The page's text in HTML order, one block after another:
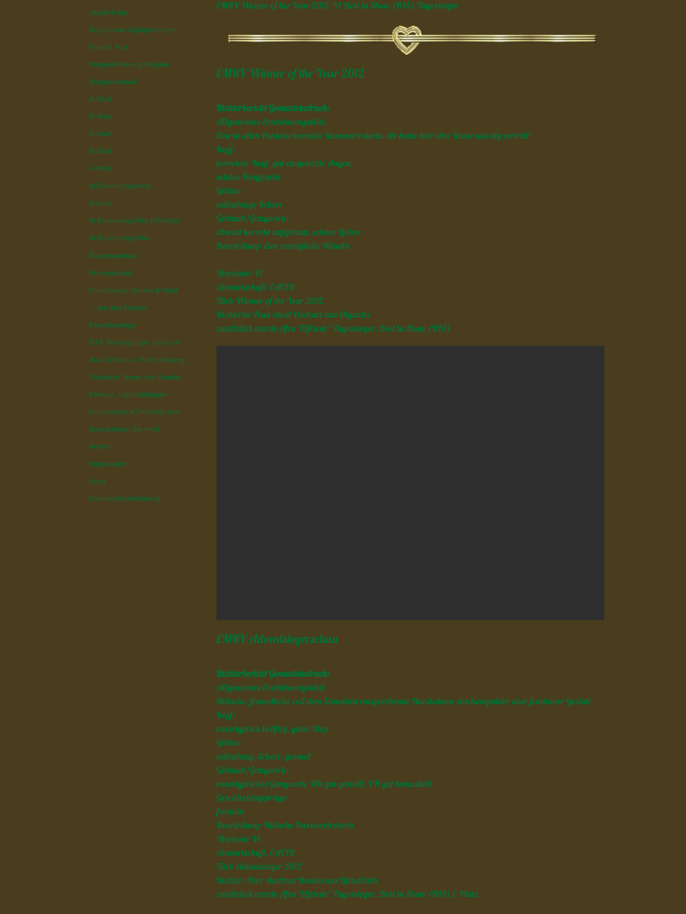
Jagderfolge
Ergebnisse Jagdprüfungen
Hündin Trixi
Welpen/Planung/Abgabe
Welpen aktuell
A-Wurf
D-Wurf
C-Wurf
B-Wurf
F-Wurf
In Erinnerung Asra
Galerie
In Erinnerung Afra (Elfriede)
In Erinnerung Arko
Rassestandard
Presseartikel
Hundehaus, Garten & Wald
... mit den Yorkies
Fotoshootings
DTK Teckelgruppe Jena e.V.
Aus-,Weiter- u. Fortzubildung
Yorkshire Terrier von Hamlet
Fotos v. Jagdprüfungen
Hundesalon & Tierheilpraxis
Kontaktieren Sie mich
Anfahrt
Impressum
Links
Datenschutzerklärung
EMRV Winner of the Year 2012, V1 Best in Show (BIS) Tagessieger
EMRV Winner of the Year 2012
Richterbericht Gesamteindruck:
Allgemeines Erscheinungsbild:
Eine in allen Punkten korrekte Rassevertreterin, die heute hier ihre Rasse würdig vertritt!
Kopf:
korrekter Kopf, gut eingesetzte Augen,
schöne Fangpartie
Gebiss:
vollzahnige Schere
Gebäude/Gangwerk:
absolut korrekt aufgebaut, schöne Linien
Beurteilung: Eine vorzügliche Hündin
Wertnote: V1
Anwartschaft: CACIB
Titel: Winner of the Year 2012
Richterin: Frau Anett Oschatz aus Olganitz
zusätzlich wurde Afra "Elfriede" Tagessieger, Best in Show (BIS)
EMRV Adventsiegerschau
Richterbericht Gesamteindruck:
Allgemeines Erscheinungsbild:
Hübsche, freundliche voll dem Standard entsprechende Hundedame von kompakter aber femininer Gestalt
Kopf:
rassetypisch kräftig, guter Stop
Gebiss:
vollzahnig, Schere, gesund
Gebäude/Gangwerk:
rassetypisches Gangwerk, HH gut gestellt, VH gut bemuskelt
Geschlechtsgepräge:
feminin
Beurteilung: Hübsche Rassevertreterin
Wertnote V1
Anwartschaft. CACIB
Titel: Adventsieger 2012
Richter: Herr Andreas Henkes aus Lützelbach
zusätzlich wurde Afra "Elfriede" Tagessieger, Best in Show (BIS) 1. Platz